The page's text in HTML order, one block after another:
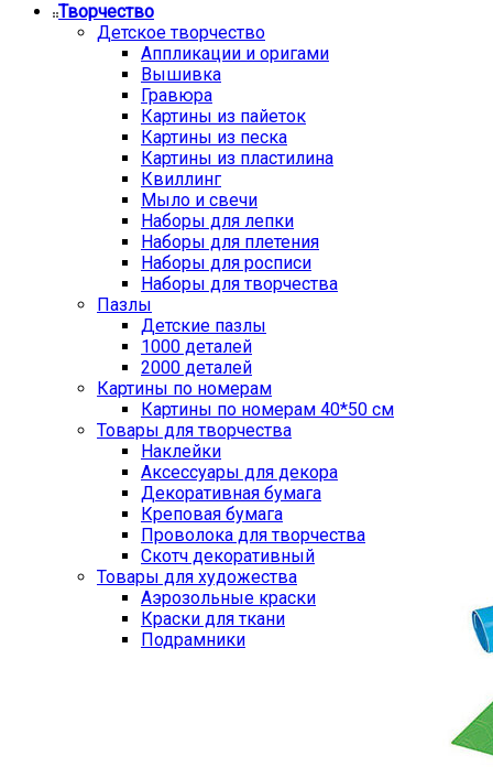
Творчество
Детское творчество
Аппликации и оригами
Вышивка
Гравюра
Картины из пайеток
Картины из песка
Картины из пластилина
Квиллинг
Мыло и свечи
Наборы для лепки
Наборы для плетения
Наборы для росписи
Наборы для творчества
Пазлы
Детские пазлы
1000 деталей
2000 деталей
Картины по номерам
Картины по номерам 40*50 см
Товары для творчества
Наклейки
Аксессуары для декора
Декоративная бумага
Креповая бумага
Проволока для творчества
Скотч декоративный
Товары для художества
Аэрозольные краски
Краски для ткани
Подрамники